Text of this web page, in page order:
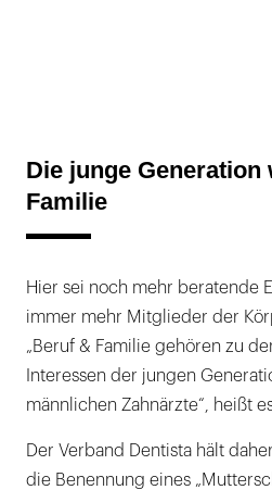
Die junge
Familie
Hier sei noch mehr beratende
immer mehr Mitglieder der
„Beruf & Familie gehören zu
Interessen der jungen
männlichen Zahnärzte“, heißt
Der Verband Dentista hält
die Benennung eines